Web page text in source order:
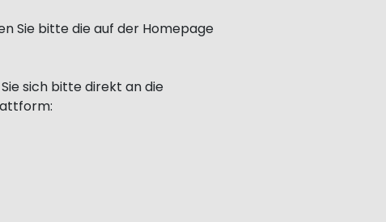
Sie bitte die auf der Homepage
sich bitte direkt an die